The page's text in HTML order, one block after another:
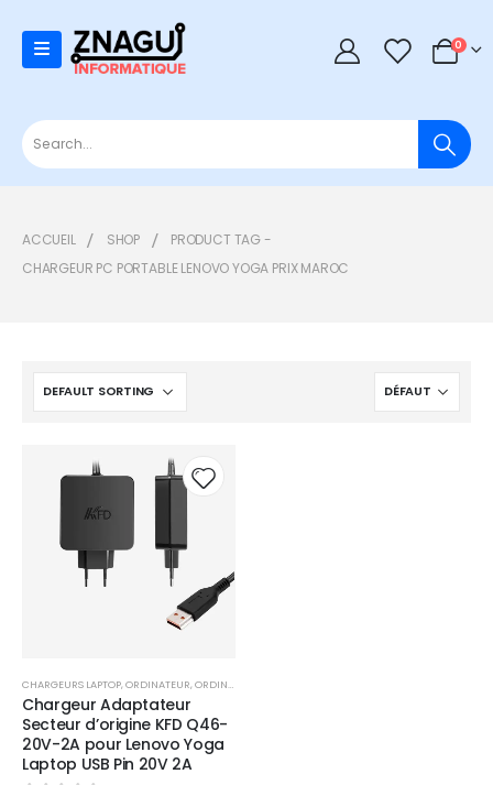
0 0
ACCUEIL SHOP
PRODUCT TAG -
CHARGEUR PC PORTABLE LENOVO YOGA PRIX MAROC
wishlist
CHARGEURS LAPTOP,ORDINATEUR,ORDINATEUR PORTABLE
Chargeur Adaptateur
Secteur d’origine KFD Q46-
20V-2A pour Lenovo Yoga
Laptop USB Pin 20V 2A